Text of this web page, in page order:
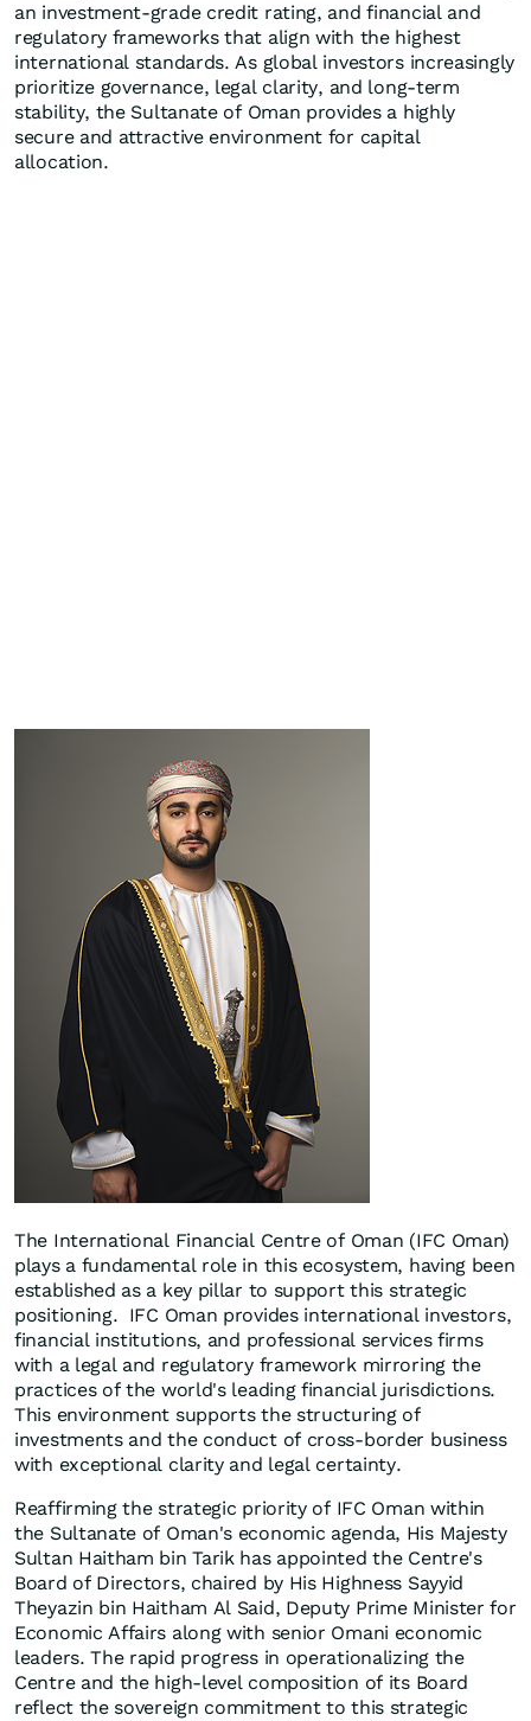
an investment-grade credit rating, and financial and
regulatory frameworks that align with the highest
international standards. As global investors increasingly
prioritize governance, legal clarity, and long-term
stability, the Sultanate of Oman provides a highly
secure and attractive environment for capital
allocation.
The International Financial Centre of Oman (IFC Oman)
plays a fundamental role in this ecosystem, having been
established as a key pillar to support this strategic
positioning. IFC Oman provides international investors,
financial institutions, and professional services firms
with a legal and regulatory framework mirroring the
practices of the world's leading financial jurisdictions.
This environment supports the structuring of
investments and the conduct of cross-border business
with exceptional clarity and legal certainty.
Reaffirming the strategic priority of IFC Oman within
the Sultanate of Oman's economic agenda, His Majesty
Sultan Haitham bin Tarik has appointed the Centre's
Board of Directors, chaired by His Highness Sayyid
Theyazin bin Haitham Al Said, Deputy Prime Minister for
Economic Affairs along with senior Omani economic
leaders. The rapid progress in operationalizing the
Centre and the high-level composition of its Board
reflect the sovereign commitment to this strategic